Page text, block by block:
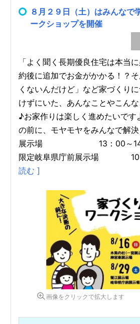
８月２９日（土）はみんなで
ークショップを開催
「よく聞く長期優良住宅は本当
約後に追加でお金がかかる！？
くないんだけど」など家づくり
けずにいた、あんなことやこん
♪お家作りは楽しく進めたいです
の前に、モヤモヤをみんなで解
展示場 13：00～14：
限定岐阜県庁前展示場 10
読む ]
画像をクリックで拡大します